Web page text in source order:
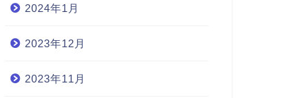
2024年1月
2023年12月
2023年11月